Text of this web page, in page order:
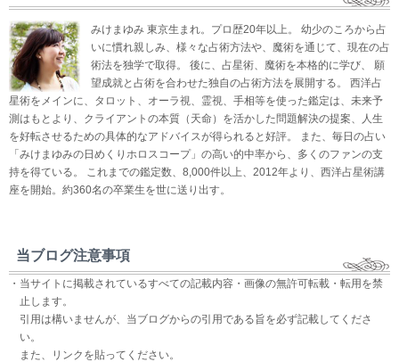
みけまゆみ 東京生まれ。プロ歴20年以上。 幼少のころから占
いに慣れ親しみ、様々な占術方法や、魔術を通じて、現在の占
術法を独学で取得。 後に、占星術、魔術を本格的に学び、 願
望成就と占術を合わせた独自の占術方法を展開する。 西洋占
星術をメインに、タロット、オーラ視、霊視、手相等を使った鑑定は、未来予
測はもとより、クライアントの本質（天命）を活かした問題解決の提案、人生
を好転させるための具体的なアドバイスが得られると好評。 また、毎日の占い
「みけまゆみの日めくりホロスコープ」の高い的中率から、多くのファンの支
持を得ている。 これまでの鑑定数、8,000件以上、2012年より、西洋占星術講
座を開始。約360名の卒業生を世に送り出す。
当ブログ注意事項
・当サイトに掲載されているすべての記載内容・画像の無許可転載・転用を禁
止します。
引用は構いませんが、当ブログからの引用である旨を必ず記載してくださ
い。
また、リンクを貼ってください。